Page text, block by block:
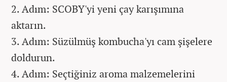
2. Adım: SCOBY'yi yeni çay karışımına
aktarın.
3. Adım: Süzülmüş kombucha'yı cam şişelere
doldurun.
4. Adım: Seçtiğiniz aroma malzemelerini